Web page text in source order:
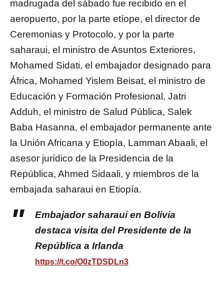
madrugada del sábado fue recibido en el
aeropuerto, por la parte etíope, el director de
Ceremonias y Protocolo, y por la parte
saharaui, el ministro de Asuntos Exteriores,
Mohamed Sidati, el embajador designado para
África, Mohamed Yislem Beisat, el ministro de
Educación y Formación Profesional, Jatri
Adduh, el ministro de Salud Pública, Salek
Baba Hasanna, el embajador permanente ante
la Unión Africana y Etiopía, Lamman Abaali, el
asesor jurídico de la Presidencia de la
República, Ahmed Sidaali, y miembros de la
embajada saharaui en Etiopía.
Embajador saharaui en Bolivia
destaca visita del Presidente de la
República a Irlanda
https://t.co/O0zTDSDLn3